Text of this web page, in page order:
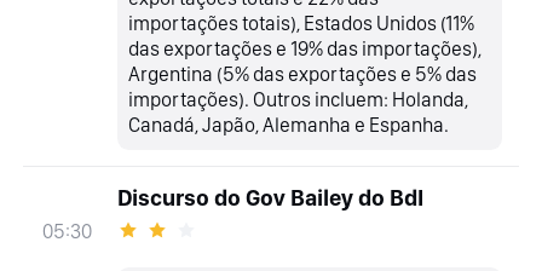
importações totais), Estados Unidos (11%
das exportações e 19% das importações),
Argentina (5% das exportações e 5% das
importações). Outros incluem: Holanda,
Canadá, Japão, Alemanha e Espanha.
05:30
Discurso do Gov Bailey do BdI